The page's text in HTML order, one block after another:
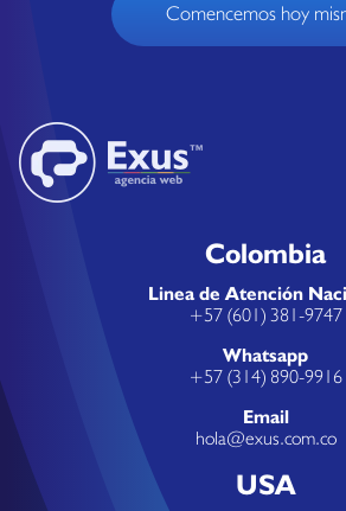
Comencemos hoy
Colombia
Linea de Atención
+57 (601) 381-9747
Whatsapp
+57 (314) 890-9916
Email
hola@exus.com.co
USA